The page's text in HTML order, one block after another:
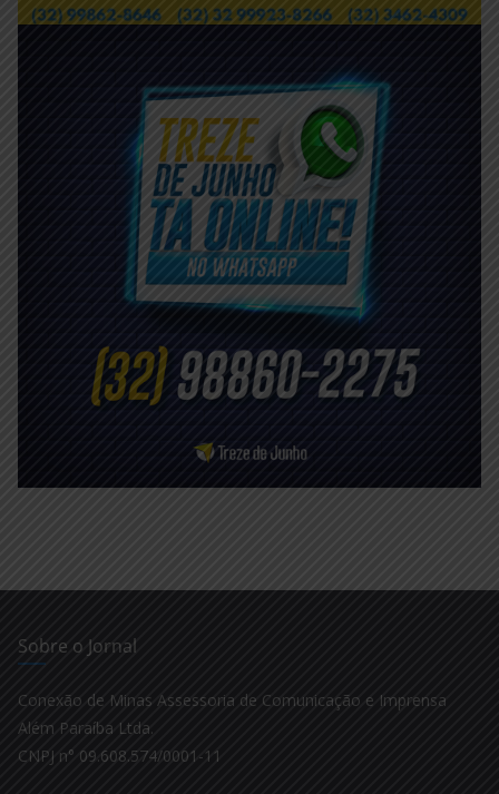
Sobre o Jornal
Conexão de Minas Assessoria de Comunicação e Imprensa
Além Paraíba Ltda.
CNPJ n° 09.608.574/0001-11